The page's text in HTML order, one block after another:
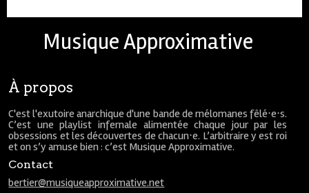
Musique Approximative
À propos
C'est l'exutoire anarchique d'une bande de mélomanes fêlé⋅e⋅s.
C’est une playlist infernale alimentée chaque jour par les
obsessions et les découvertes de chacun⋅e. L’arbitraire y est roi
et on s’y amuse bien : c’est Musique Approximative.
Contact
bertier@musiqueapproximative.net